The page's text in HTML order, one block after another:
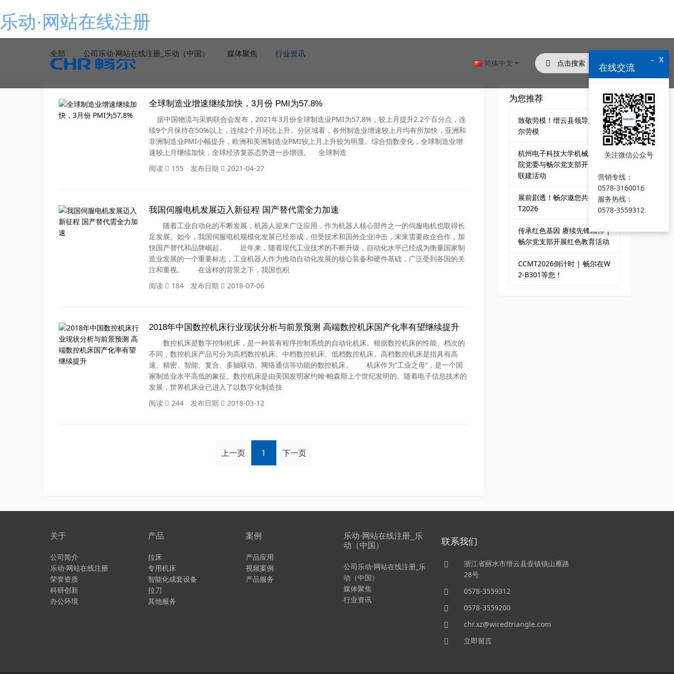
乐动·网站在线注册
简体中文
全部 公司乐动·网站在线注册_乐动（中国） 媒体聚焦 行业资讯
全球制造业增速继续加快，3月份 PMI为57.8%
据中国物流与采购联合会发布，2021年3月份全球制造业PMI为57.8%，较上月提升2.2个百分点，连
续9个月保持在50%以上，连续2个月环比上升。分区域看，各州制造业增速较上月均有所加快，亚洲和
非洲制造业PMI小幅提升，欧洲和美洲制造业PMI较上月上升较为明显。综合指数变化，全球制造业增
速较上月继续加快，全球经济复苏态势进一步增强。 全球制造
阅读
155 发布日期 2021-04-27
我国伺服电机发展迈入新征程 国产替代需全力加速
随着工业自动化的不断发展，机器人迎来广泛应用，作为机器人核心部件之一的伺服电机也取得长
足发展。如今，我国伺服电机规模化发展已经形成，但受技术和国外企业冲击，未来需要政企合作，加
快国产替代和品牌崛起。 近年来，随着现代工业技术的不断升级，自动化水平已经成为衡量国家制
造业发展的一个重要标志，工业机器人作为推动自动化发展的核心装备和硬件基础，广泛受到各国的关
注和重视。 在这样的背景之下，我国也积
阅读
184 发布日期 2018-07-06
2018年中国数控机床行业现状分析与前景预测 高端数控机床国产化率有望继续提升
数控机床是数字控制机床，是一种装有程序控制系统的自动化机床。根据数控机床的性能、档次的
不同，数控机床产品可分为高档数控机床、中档数控机床、低档数控机床。高档数控机床是指具有高
速、精密、智能、复合、多轴联动、网络通信等功能的数控机床。 机床作为“工业之母”，是一个国
家制造业水平高低的象征。数控机床是由美国发明家约翰·帕森斯上个世纪发明的。随着电子信息技术的
发展，世界机床业已进入了以数字化制造技
阅读
244 发布日期 2018-03-12
上一页 1 下一页
为您推荐
致敬劳模！缙云县领导慰问畅
尔劳模
杭州电子科技大学机械工程学
院党委与畅尔党支部开展党建
联建活动
展前剧透！畅尔邀您共赴CCM
T2026
传承红色基因 赓续先锋精神 |
畅尔党支部开展红色教育活动
CCMT2026倒计时 | 畅尔在W
2-B301等您！
关于
公司简介
乐动·网站在线注册
荣誉资质
科研创新
办公环境
产品
拉床
专用机床
智能化成套设备
拉刀
其他服务
案例
产品应用
视频案例
产品服务
乐动·网站在线注册_乐
动（中国）
公司乐动·网站在线注册_乐
动（中国）
媒体聚焦
行业资讯
联系我们
浙江省丽水市缙云县壶镇镇山雁路
28号
0578-3559312
0578-3559200
chr.xz@wiredtriangle.com
立即留言
x
-
在线交流
关注微信公众号
营销专线：
0578-3160016
服务热线：
0578-3559312